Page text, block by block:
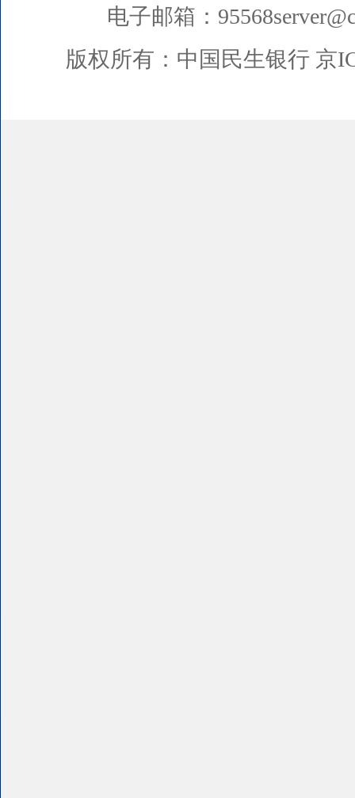
电子邮箱：
版权所有：中国民生银行 京